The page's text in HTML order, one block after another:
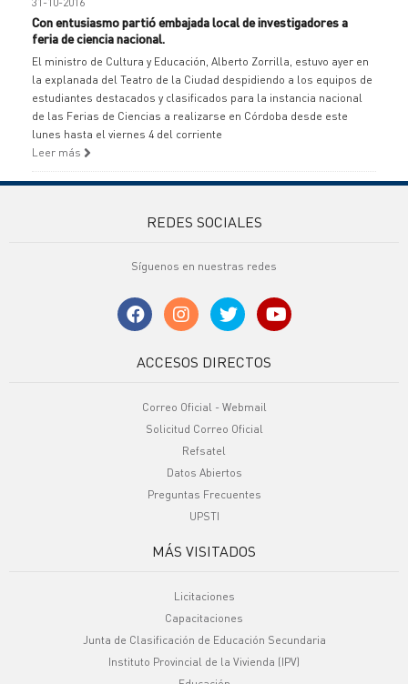
Con entusiasmo partió embajada local de investigadores a
feria de ciencia nacional.
El ministro de Cultura y Educación, Alberto Zorrilla, estuvo ayer en
la explanada del Teatro de la Ciudad despidiendo a los equipos de
estudiantes destacados y clasificados para la instancia nacional
de las Ferias de Ciencias a realizarse en Córdoba desde este
lunes hasta el viernes 4 del corriente
Leer más
REDES SOCIALES
Síguenos en nuestras redes
ACCESOS DIRECTOS
Correo Oficial - Webmail
Solicitud Correo Oficial
Refsatel
Datos Abiertos
Preguntas Frecuentes
UPSTI
MÁS VISITADOS
Licitaciones
Capacitaciones
Junta de Clasificación de Educación Secundaria
Instituto Provincial de la Vivienda (IPV)